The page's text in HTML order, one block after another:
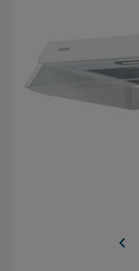
chevron_left